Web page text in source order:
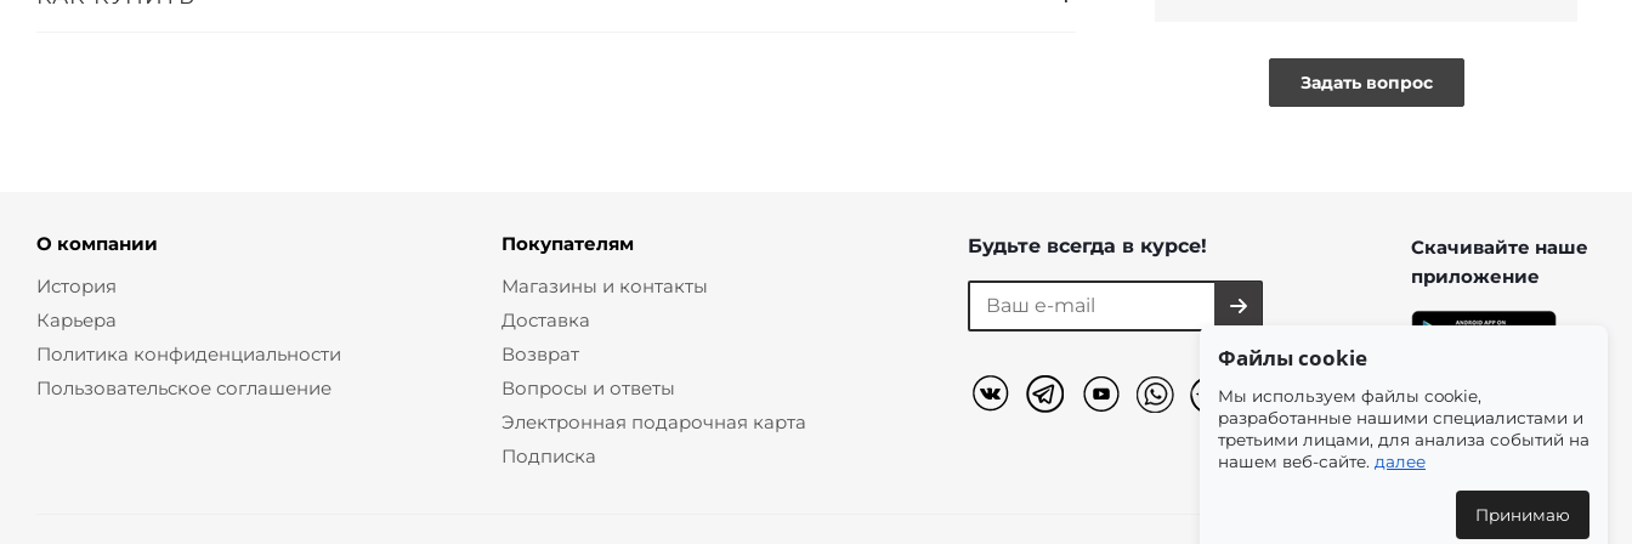
Задать вопрос
О компании
История
Карьера
Политика конфиденциальности
Пользовательское соглашение
Покупателям
Магазины и контакты
Доставка
Возврат
Вопросы и ответы
Электронная подарочная карта
Подписка
Будьте всегда в курсе!
Скачивайте наше
приложение
Файлы cookie
Мы используем файлы cookie,
разработанные нашими специалистами и
третьими лицами, для анализа событий на
нашем веб-сайте. далее
Принимаю